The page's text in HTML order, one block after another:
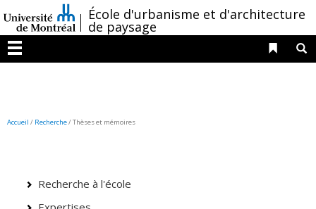
au
contenu
/École d'urbanisme et d'architecture
de paysage
Menu
Liens
Accueil / Recherche/Thèses et mémoires
Recherche à l'école